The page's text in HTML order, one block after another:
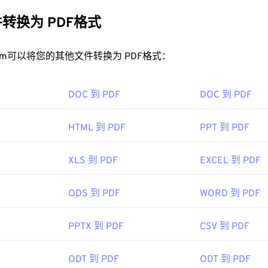
都始终保持一致。
能永远不需要或不想使用的功能。
，例如 Chrome 和 Firefox，都可以自动打开 PDF 文件。您可
序来实现这一点，但当您在线点击 PDF 链接时，自动打开一
us/en/why-adobe/about-adobe-pdf.html
换为 PDF格式
可以将您的其他文件转换为 PDF格式：
DOC 到 PDF DOC 到 PDF
HTML 到 PDF PPT 到 PDF
XLS 到 PDF EXCEL 到 PDF
ODS 到 PDF WORD 到 PDF
PPTX 到 PDF CSV 到 PDF
ODT 到 PDF ODT 到 PDF